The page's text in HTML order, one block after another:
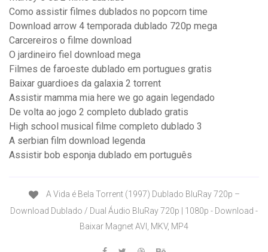
Como assistir filmes dublados no popcorn time
Download arrow 4 temporada dublado 720p mega
Carcereiros o filme download
O jardineiro fiel download mega
Filmes de faroeste dublado em portugues gratis
Baixar guardioes da galaxia 2 torrent
Assistir mamma mia here we go again legendado
De volta ao jogo 2 completo dublado gratis
High school musical filme completo dublado 3
A serbian film download legenda
Assistir bob esponja dublado em português
A Vida é Bela Torrent (1997) Dublado BluRay 720p –
Download Dublado / Dual Áudio BluRay 720p | 1080p - Download -
Baixar Magnet AVI, MKV, MP4